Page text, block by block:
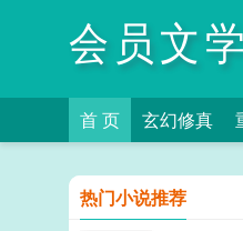
会员文
首 页 玄幻修真
热门小说推荐